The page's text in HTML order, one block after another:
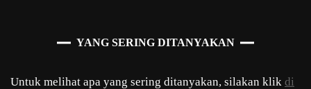
YANG SERING DITANYAKAN
Untuk melihat apa yang sering ditanyakan, silakan klik di